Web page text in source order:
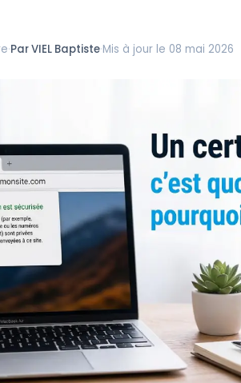
·Par VIEL Baptiste·Mis à jour le 08 mai 2026